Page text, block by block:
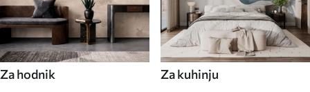
Za hodnik Za kuhinju